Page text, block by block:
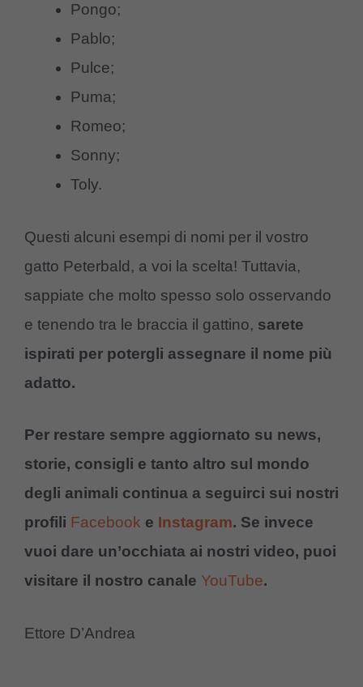
Pongo;
Pablo;
Pulce;
Puma;
Romeo;
Sonny;
Toly.
Questi alcuni esempi di nomi per il vostro
gatto Peterbald, a voi la scelta! Tuttavia,
sappiate che molto spesso solo osservando
e tenendo tra le braccia il gattino, sarete
ispirati per potergli assegnare il nome più
adatto.
Per restare sempre aggiornato su news,
storie, consigli e tanto altro sul mondo
degli animali continua a seguirci sui nostri
profili Facebook e Instagram. Se invece
vuoi dare un’occhiata ai nostri video, puoi
visitare il nostro canale YouTube.
Ettore D’Andrea